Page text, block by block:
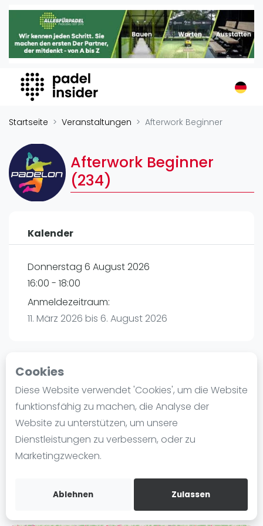
Cookies
Diese Website verwendet 'Cookies', um die Website
funktionsfähig zu machen, die Analyse der
Website zu unterstützen, um unsere
Dienstleistungen zu verbessern, oder zu
Marketingzwecken.
Ablehnen Zulassen
Padel Insider
Home
Organisationen
Buchungssysteme
Padel-Shops
Padelplatzbauer
Verschiedenes
Veranstaltungen
International
Ranking
Männer
Frauen
Blog
Die Geschichte von Padel
Regeln und Punktzählung
Padel Schläge
Video
Startseite Veranstaltungen Afterwork Beginner
Afterwork Beginner
(234)
Kalender
Donnerstag 6 August 2026
16:00 - 18:00
Anmeldezeitraum:
11. März 2026 bis 6. August 2026
Playtomic
Padelon Heilbronn | Heilbronn
Würzburger Straße 52
74078Heilbronn
Routebeschrijving